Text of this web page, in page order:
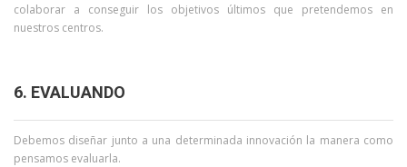
colaborar a conseguir los objetivos últimos que pretendemos en
nuestros centros.
6. EVALUANDO
Debemos diseñar junto a una determinada innovación la manera como
pensamos evaluarla.